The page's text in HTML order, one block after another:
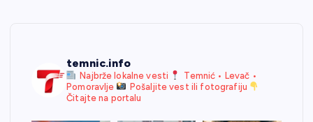
temnic.info
Najbrže lokalne vesti
Temnić • Levač •
Pomoravlje
Pošaljite vest ili fotografiju
Čitajte na portalu